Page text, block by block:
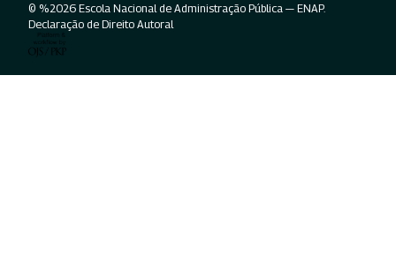
© %2026 Escola Nacional de Administração Pública — ENAP.
Declaração de Direito Autoral